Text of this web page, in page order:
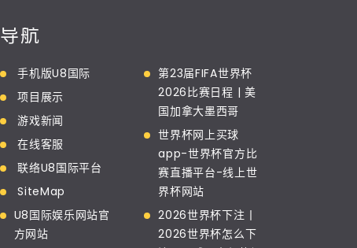
导航
手机版U8国际
项目展示
游戏新闻
在线客服
联络U8国际平台
SiteMap
U8国际娱乐网站官
方网站
第23届FIFA世界杯
2026比赛日程 | 美
国加拿大墨西哥
世界杯网上买球
app-世界杯官方比
赛直播平台-线上世
界杯网站
2026世界杯下注丨
2026世界杯怎么下